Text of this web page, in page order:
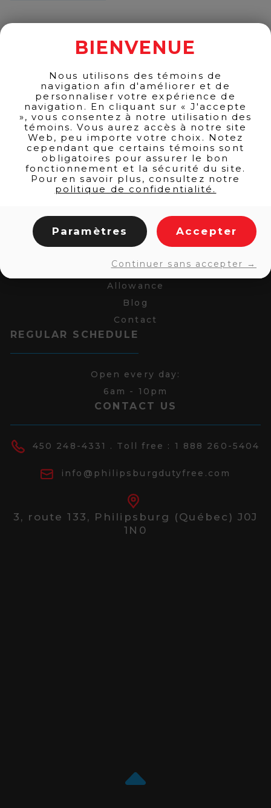
BACK TO PRODUCTS
Home
Services
Allowance
Blog
Contact
REGULAR SCHEDULE
Open every day:
6am - 10pm
CONTACT US
450 248-4331 . Toll free : 1 888 260-5404
info@philipsburgdutyfree.com
3, route 133, Philipsburg (Québec) J0J
1N0
BIENVENUE
Nous utilisons des témoins de
navigation afin d'améliorer et de
personnaliser votre expérience de
navigation. En cliquant sur « J'accepte
», vous consentez à notre utilisation des
témoins. Vous aurez accès à notre site
Web, peu importe votre choix. Notez
cependant que certains témoins sont
obligatoires pour assurer le bon
fonctionnement et la sécurité du site.
Pour en savoir plus, consultez notre
politique de confidentialité.
Paramètres Accepter
Continuer sans accepter →